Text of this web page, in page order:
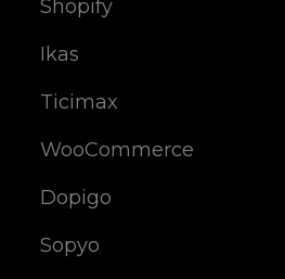
Shopify
Ikas
Ticimax
WooCommerce
Dopigo
Sopyo